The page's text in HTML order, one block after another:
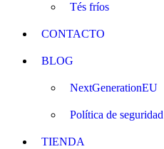
Tés fríos
CONTACTO
BLOG
NextGenerationEU
Política de seguridad
TIENDA